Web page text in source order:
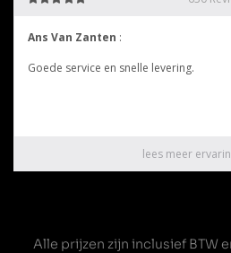
Alle prijzen zijn inclusief BTW